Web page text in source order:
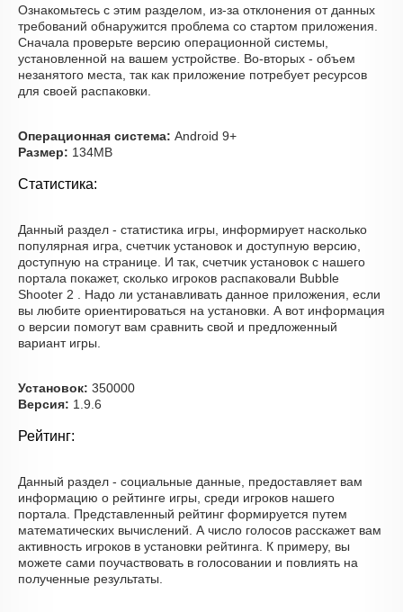
Ознакомьтесь с этим разделом, из-за отклонения от данных
требований обнаружится проблема со стартом приложения.
Сначала проверьте версию операционной системы,
установленной на вашем устройстве. Во-вторых - объем
незанятого места, так как приложение потребует ресурсов
для своей распаковки.
Операционная система: Android 9+
Размер: 134MB
Статистика:
Данный раздел - статистика игры, информирует насколько
популярная игра, счетчик установок и доступную версию,
доступную на странице. И так, счетчик установок с нашего
портала покажет, сколько игроков распаковали Bubble
Shooter 2 . Надо ли устанавливать данное приложения, если
вы любите ориентироваться на установки. А вот информация
о версии помогут вам сравнить свой и предложенный
вариант игры.
Установок: 350000
Версия: 1.9.6
Рейтинг:
Данный раздел - социальные данные, предоставляет вам
информацию о рейтинге игры, среди игроков нашего
портала. Представленный рейтинг формируется путем
математических вычислений. А число голосов расскажет вам
активность игроков в установки рейтинга. К примеру, вы
можете сами поучаствовать в голосовании и повлиять на
полученные результаты.